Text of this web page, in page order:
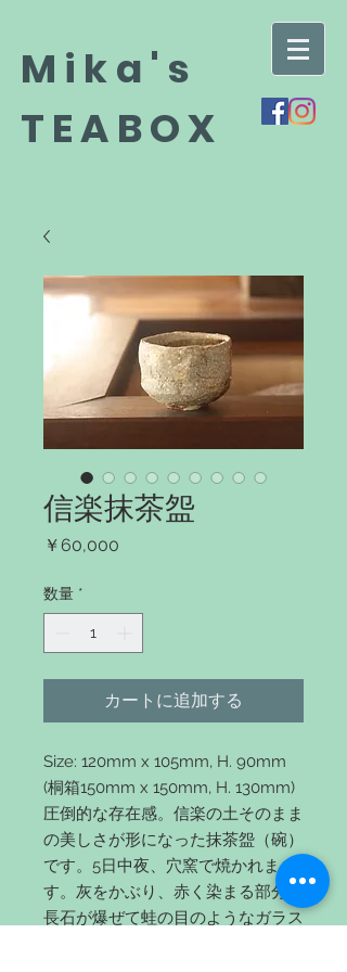
Mika's
TEABOX
信楽抹茶盌
￥60,000
数量 *
カートに追加する
Size: 120mm x 105mm, H. 90mm
(桐箱150mm x 150mm, H. 130mm)
圧倒的な存在感。信楽の土そのまま
の美しさが形になった抹茶盌（碗）
です。5日中夜、穴窯で焼かれま
す。灰をかぶり、赤く染まる部分、
長石が爆ぜて蛙の目のようなガラス